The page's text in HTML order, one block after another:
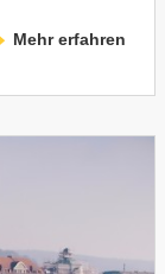
Mehr erfahren